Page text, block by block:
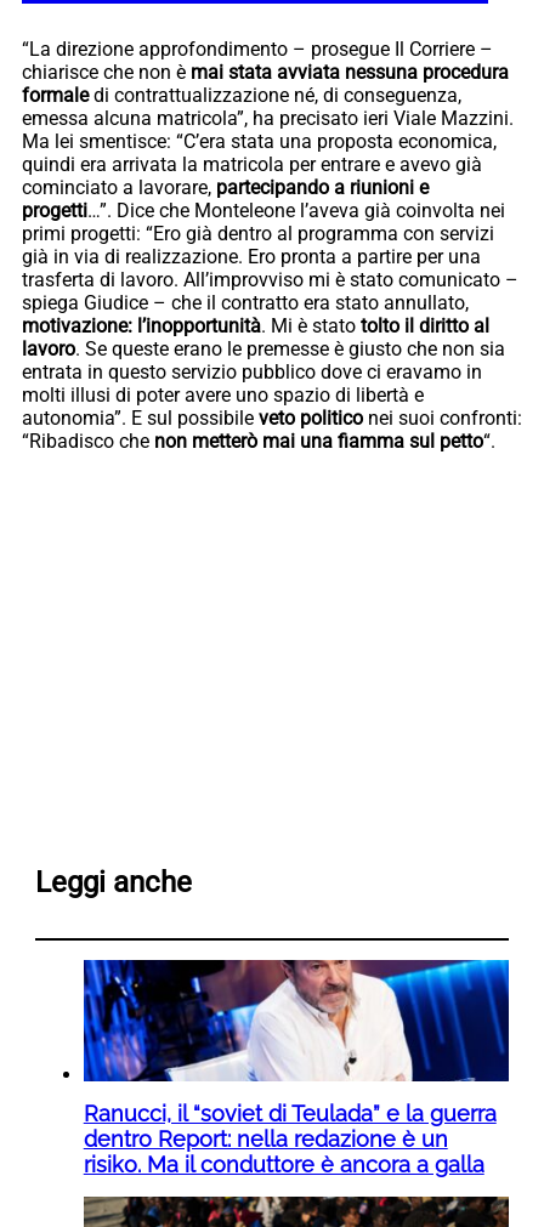
“La direzione approfondimento – prosegue Il Corriere –
chiarisce che non è mai stata avviata nessuna procedura
formaledi contrattualizzazione né, di conseguenza,
emessa alcuna matricola”, ha precisato ieri Viale Mazzini.
Ma lei smentisce: “C’era stata una proposta economica,
quindi era arrivata la matricola per entrare e avevo già
cominciato a lavorare, partecipando a riunioni e
progetti…”. Dice che Monteleone l’aveva già coinvolta nei
primi progetti: “Ero già dentro al programma con servizi
già in via di realizzazione. Ero pronta a partire per una
trasferta di lavoro. All’improvviso mi è stato comunicato –
spiega Giudice – che il contratto era stato annullato,
motivazione: l’inopportunità. Mi è stato tolto il diritto al
lavoro. Se queste erano le premesse è giusto che non sia
entrata in questo servizio pubblico dove ci eravamo in
molti illusi di poter avere uno spazio di libertà e
autonomia”. E sul possibile veto politico nei suoi confronti:
“Ribadisco che non metterò mai una fiamma sul petto“.
Leggi anche
Ranucci, il “soviet di Teulada” e la guerra
dentro Report: nella redazione è un
risiko. Ma il conduttore è ancora a galla